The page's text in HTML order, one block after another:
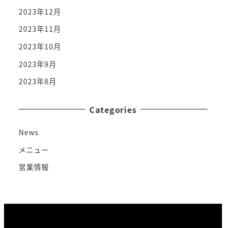
2023年12月
2023年11月
2023年10月
2023年9月
2023年8月
Categories
News
メニュー
営業情報